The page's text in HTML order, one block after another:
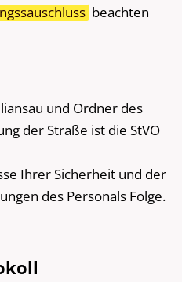
beachten
und Ordner des
der Straße ist die StVO
Ihrer Sicherheit und der
des Personals Folge.